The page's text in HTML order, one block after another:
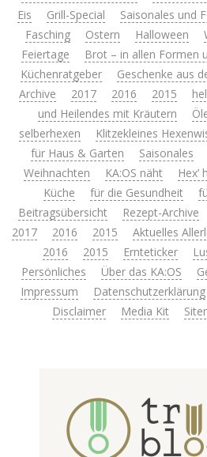
Eis
Grill-Special Saisonales und
Fasching
Ostern Halloween
Feiertage
Brot – in allen Formen
Küchenratgeber
Geschenke aus
Archive
2017 2016 2015
und Heilendes mit Kräutern
selberhexen
Klitzekleines
für Haus & Garten
Saisonales
Weihnachten
KA:OS näht Hex’
Küche
für die Gesundheit
Beitragsübersicht
Rezept-Archive
2017
2016 2015 Aktuelles
2016
2015 Ernteticker
Persönliches
Über das KA:OS
Impressum
Datenschutzerklärung
Disclaimer
Media Kit